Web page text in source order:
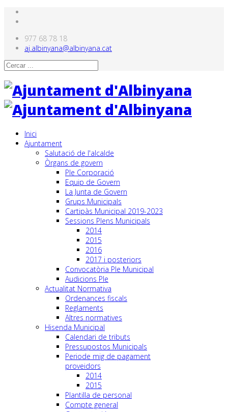
977 68 78 18
aj.albinyana@albinyana.cat
Inici
Ajuntament
Salutació de l'alcalde
Òrgans de govern
Ple Corporació
Equip de Govern
La Junta de Govern
Grups Municipals
Cartipàs Municipal 2019-2023
Sessions Plens Municipals
2014
2015
2016
2017 i posteriors
Convocatòria Ple Municipal
Audicions Ple
Actualitat Normativa
Ordenances fiscals
Reglaments
Altres normatives
Hisenda Municipal
Calendari de tributs
Pressupostos Municipals
Periode mig de pagament
proveidors
2014
2015
Plantilla de personal
Compte general